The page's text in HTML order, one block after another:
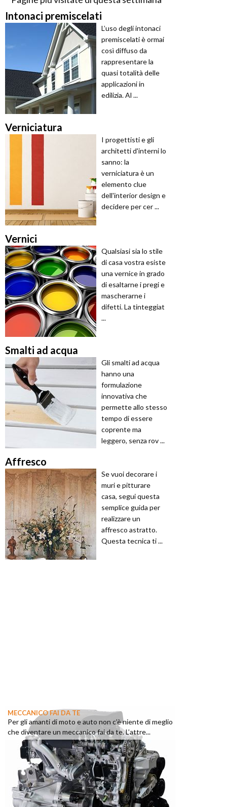
Intonaci premiscelati
L’uso degli intonaci
premiscelati è ormai
così diffuso da
rappresentare la
quasi totalità delle
applicazioni in
edilizia. Al ...
Verniciatura
I progettisti e gli
architetti d'interni lo
sanno: la
verniciatura è un
elemento clue
dell'interior design e
decidere per cer ...
Vernici
Qualsiasi sia lo stile
di casa vostra esiste
una vernice in grado
di esaltarne i pregi e
mascherarne i
difetti. La tinteggiat
...
Smalti ad acqua
Gli smalti ad acqua
hanno una
formulazione
innovativa che
permette allo stesso
tempo di essere
coprente ma
leggero, senza rov ...
Affresco
Se vuoi decorare i
muri e pitturare
casa, segui questa
semplice guida per
realizzare un
affresco astratto.
Questa tecnica ti ...
MECCANICO FAI DA TE
Per gli amanti di moto e auto non c’è niente di meglio
che diventare un meccanico fai da te. L’attre...